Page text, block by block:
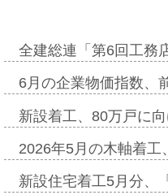
全建総連「第6回工務
6月の企業物価指数、
新設着工、80万戸に
2026年5月の木軸着
新設住宅着工5月分、